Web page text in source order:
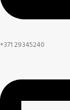
+371 29345240